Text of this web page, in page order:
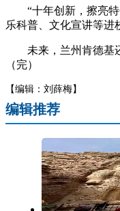
“十年创新，擦亮特
乐科普、文化宣讲等进
未来，兰州肯德基还
（完）
【编辑：刘薛梅】
编辑推荐